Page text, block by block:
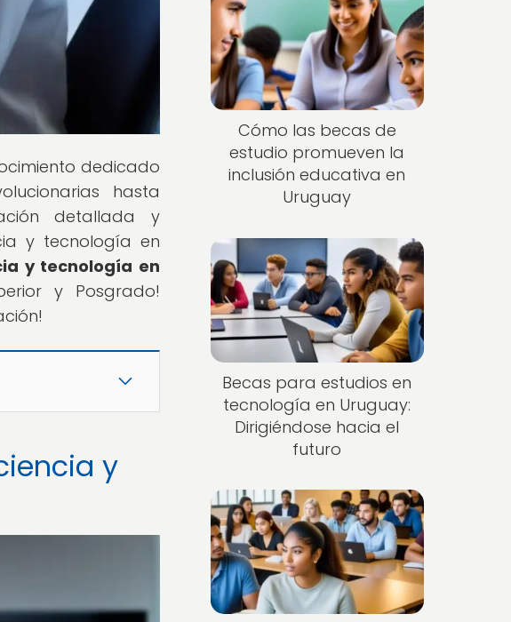
dedicado
hasta
detallada y
y tecnología en
y tecnología en
y Posgrado!
y
Cómo las becas de
estudio promueven la
inclusión educativa en
Uruguay
Becas para estudios en
tecnología en Uruguay:
Dirigiéndose hacia el
futuro